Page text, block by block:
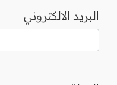
البريد الالكتروني